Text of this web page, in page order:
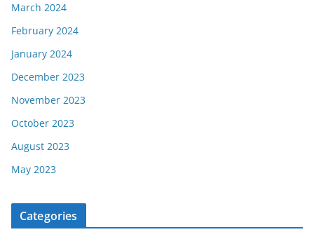
March 2024
February 2024
January 2024
December 2023
November 2023
October 2023
August 2023
May 2023
Categories